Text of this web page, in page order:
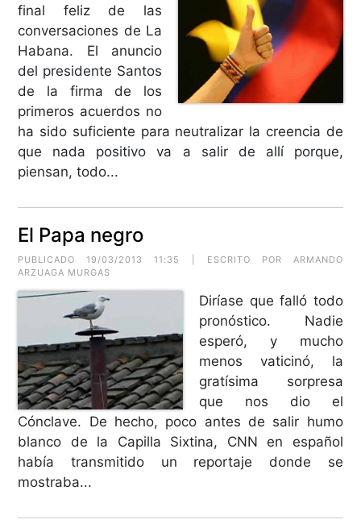
final feliz de las
conversaciones de La
Habana. El anuncio
del presidente Santos
de la firma de los
primeros acuerdos no
ha sido suficiente para neutralizar la creencia de
que nada positivo va a salir de allí porque,
piensan, todo...
El Papa negro
PUBLICADO 19/03/2013 11:35 | ESCRITO POR
ARMANDO
ARZUAGA MURGAS
Diríase que falló todo
pronóstico. Nadie
esperó, y mucho
menos vaticinó, la
gratísima sorpresa
que nos dio el
Cónclave. De hecho, poco antes de salir humo
blanco de la Capilla Sixtina, CNN en español
había transmitido un reportaje donde se
mostraba...